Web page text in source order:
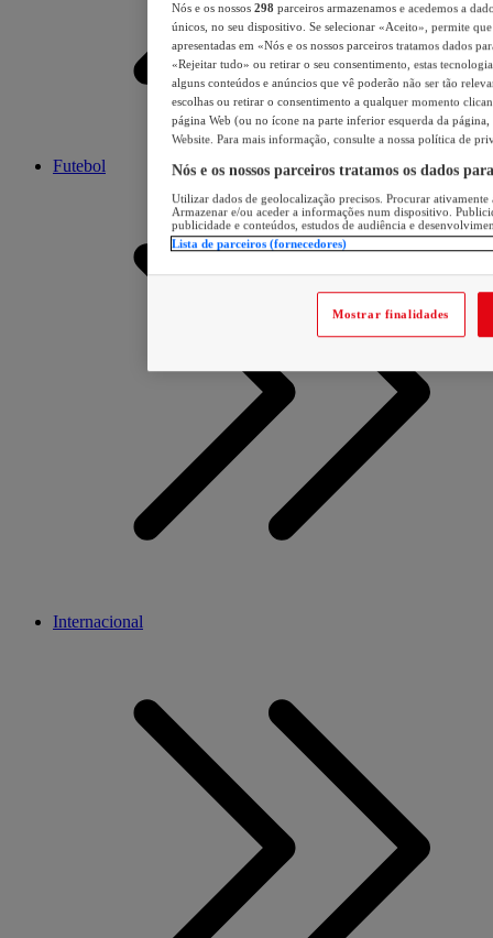
Futebol
Internacional
Nós e os nossos 298 parceiros armazenamos e acedemos a
únicos, no seu dispositivo. Se selecionar «Aceito», permite
apresentadas em «Nós e os nossos parceiros tratamos dados
«Rejeitar tudo» ou retirar o seu consentimento, estas
alguns conteúdos e anúncios que vê poderão não ser tão
escolhas ou retirar o consentimento a qualquer momento
página Web (ou no ícone na parte inferior esquerda da página,
Website. Para mais informação, consulte a nossa política de
Nós e os nossos parceiros tratamos os dados
Utilizar dados de geolocalização precisos. Procurar
Armazenar e/ou aceder a informações num dispositivo.
publicidade e conteúdos, estudos de audiência e
Lista de parceiros (fornecedores)
Mostrar finalidades